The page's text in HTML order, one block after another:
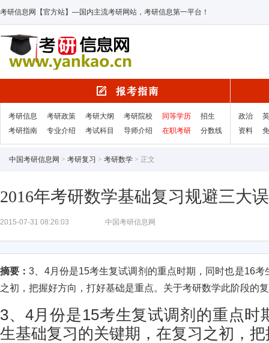
考研信息网【官方站】—国内主流考研网站，考研信息第一平台！
考研信息 考研政策 考研大纲 考研院校 同等学历
招生
考研指南
专业介绍 考试科目 导师介绍 在职考研 分数线
政治
资料
中国考研信息网 > 考研复习 > 考研数学 > 正文
2016年考研数学基础复习规避三大
2015-07-31 08:26:03 中国考研信息网
摘要：3、4月份是15考生复试调剂的重点时期，同时也是16
之初，把握好方向，打好基础是重点。关于考研数学此阶段的
3、4月份是15考生复试调剂的重点时
生基础复习的关键期，在复习之初，